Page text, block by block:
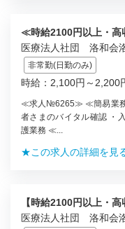
≪時給2100円以上・高
医療法人社団 洛和会
非常勤(日勤のみ)
時給：2,100円～2,200
≪求人№6265≫ ≪簡易業務
者さまのバイタル確認 ・
護業務 ≪...
★この求人の詳細を見
【時給2100円以上・
医療法人社団 洛和会